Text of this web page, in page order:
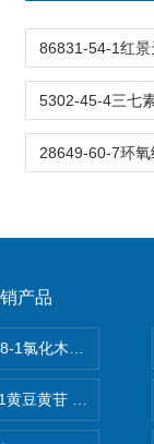
产品
1氯化木兰花碱
黄豆黄苷 40246-10-